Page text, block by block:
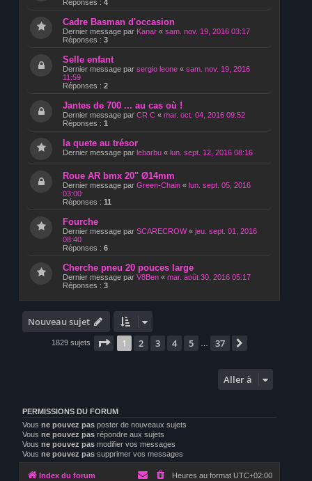
Réponses : 4
Cadre Basman d'occasion
Dernier message par Kanar « sam. nov. 19, 2016 03:17
Réponses : 3
Selle enfant
Dernier message par sergio leone « sam. nov. 19, 2016
11:59
Réponses : 2
Jantes de 700 ... au cas où !
Dernier message par CR C « mar. oct. 04, 2016 09:52
Réponses : 1
la quete au trésor
Dernier message par lebarbu « lun. sept. 12, 2016 08:16
Roue AR bmx 20" Ø14mm
Dernier message par Green-Chain « lun. sept. 05, 2016
03:00
Réponses : 11
Fourche
Dernier message par SCARECROW« jeu. sept. 01, 2016
08:40
Réponses : 6
Cherche pneu 20 pouces large
Dernier message par V8Ben « mar. août 30, 2016 05:17
Réponses : 3
Nouveau sujet
1829 sujets Page 1sur37
1 2 3 4 5 37
Aller à
PERMISSIONS DU FORUM
Vous ne pouvez pas poster de nouveaux sujets
Vous ne pouvez pas répondre aux sujets
Vous ne pouvez pas modifier vos messages
Vous ne pouvez pas supprimer vos messages
Index du forum Heures au format UTC+02:00